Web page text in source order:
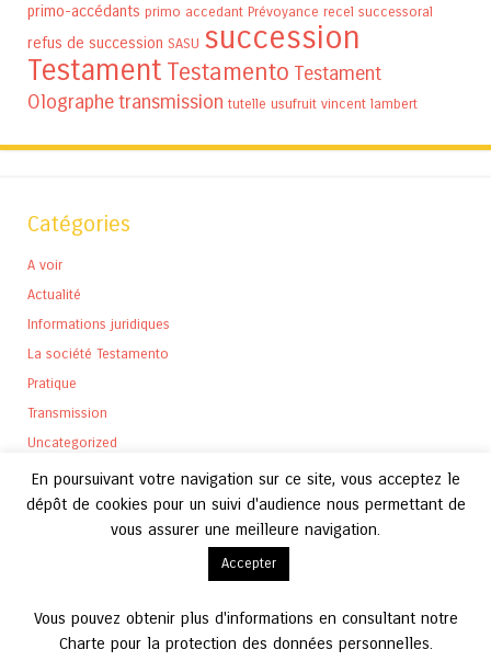
primo-accédants primo accedant Prévoyance recel successoral
refus de succession SASU succession
Testament Testamento Testament
Olographetransmission tutelle usufruit vincent lambert
Catégories
A voir
Actualité
Informations juridiques
La société Testamento
Pratique
Transmission
Uncategorized
En poursuivant votre navigation sur ce site, vous acceptez le
dépôt de cookies pour un suivi d'audience nous permettant de
vous assurer une meilleure navigation.
Accepter
Vous pouvez obtenir plus d'informations en consultant notre
Charte pour la protection des données personnelles.